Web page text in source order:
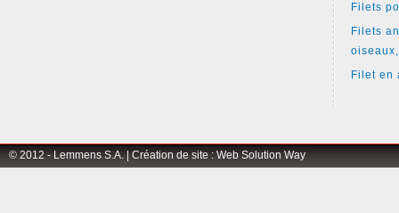
Filets
Filets
Filet en
© 2012 - Lemmens S.A. | Création de site : Web Solution Way